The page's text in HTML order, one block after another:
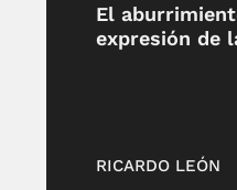
El
expresión de
RICARDO LEÓN